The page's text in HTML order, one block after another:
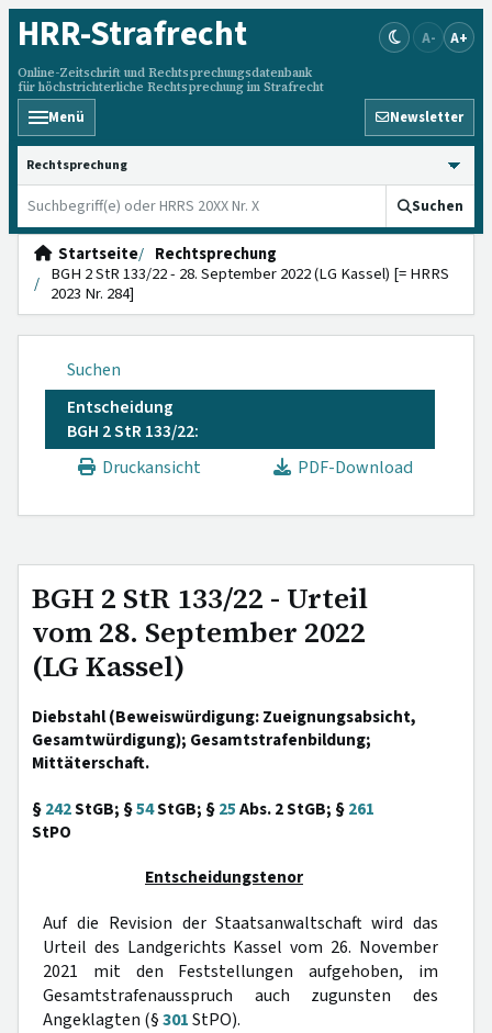
HRR-Strafrecht
Online-Zeitschrift und Rechtsprechungsdatenbank
für höchstrichterliche Rechtsprechung im Strafrecht
A- A+
Menü Newsletter
HRRS durchsuchen
Suchen
Startseite
Rechtsprechung
BGH 2 StR 133/22 - 28. September 2022 (LG Kassel) [= HRRS
2023 Nr. 284]
Suchen
Entscheidung
BGH 2 StR 133/22:
Druckansicht
PDF-Download
BGH 2 StR 133/22 - Urteil
vom 28. September 2022
(LG Kassel)
Diebstahl (Beweiswürdigung: Zueignungsabsicht,
Gesamtwürdigung); Gesamtstrafenbildung;
Mittäterschaft.
§242StGB; §54StGB; §25Abs. 2 StGB; §261
StPO
Entscheidungstenor
Auf die Revision der Staatsanwaltschaft wird das
Urteil des Landgerichts Kassel vom 26. November
2021 mit den Feststellungen aufgehoben, im
Gesamtstrafenausspruch auch zugunsten des
Angeklagten (§301StPO).